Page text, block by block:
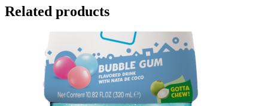
Related products